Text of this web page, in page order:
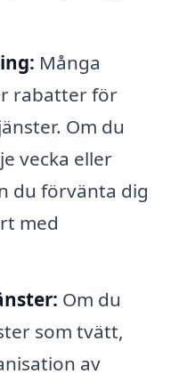
Många
rabatter för
Om du
vecka eller
du förvänta dig
med
Om du
som tvätt,
av